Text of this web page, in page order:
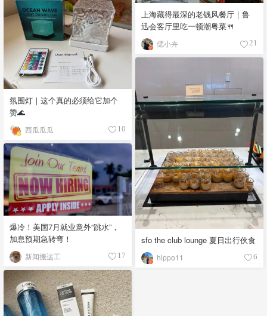
上海藏得最深的老钱风餐厅｜鲁
迅会客厅里吃一顿潮粤菜🍴
偲小卉 21
氛围灯｜这个真的必须给它加个
赞🌊
西瓜瓜瓜 10
sfo the club lounge 夏日出行伙食
hippo11 6
爆冷！美国7月就业意外“跳水”，
加息预期急转弯！
新闻搬运工 17